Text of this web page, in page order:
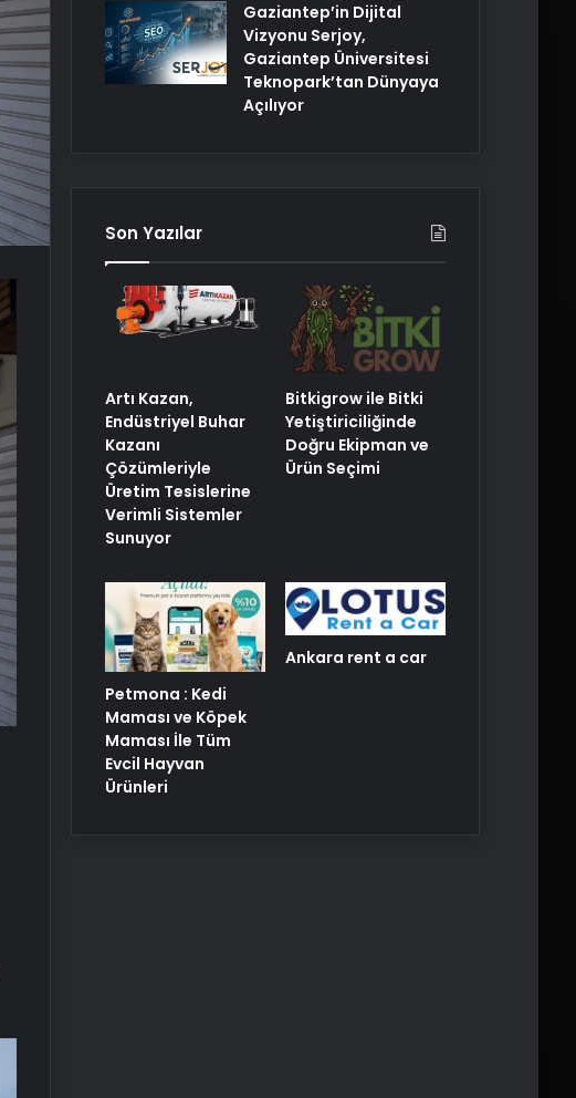
Gaziantep’in Dijital
Vizyonu Serjoy,
Gaziantep Üniversitesi
Teknopark’tan Dünyaya
Açılıyor
Son Yazılar
Artı Kazan,
Endüstriyel Buhar
Kazanı
Çözümleriyle
Üretim Tesislerine
Verimli Sistemler
Sunuyor
Bitkigrow ile Bitki
Yetiştiriciliğinde
Doğru Ekipman ve
Ürün Seçimi
Petmona : Kedi
Maması ve Köpek
Maması İle Tüm
Evcil Hayvan
Ürünleri
Ankara rent a car